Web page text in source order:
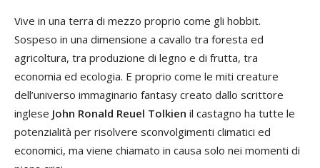
Vive in una terra di mezzo proprio come gli hobbit.
Sospeso in una dimensione a cavallo tra foresta ed
agricoltura, tra produzione di legno e di frutta, tra
economia ed ecologia. E proprio come le miti creature
dell’universo immaginario fantasy creato dallo scrittore
inglese John Ronald Reuel Tolkien il castagno ha tutte le
potenzialità per risolvere sconvolgimenti climatici ed
economici, ma viene chiamato in causa solo nei momenti di